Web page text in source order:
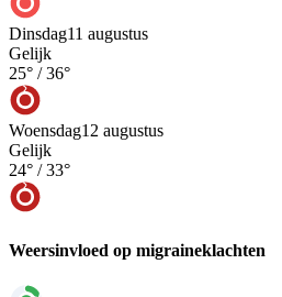
Dinsdag11 augustus
Gelijk
25° /36°
Woensdag12 augustus
Gelijk
24° /33°
Weersinvloed op migraineklachten